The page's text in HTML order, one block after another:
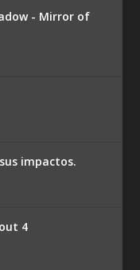
- Mirror of
impactos.
4